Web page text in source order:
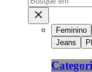
Feminino
Jeans